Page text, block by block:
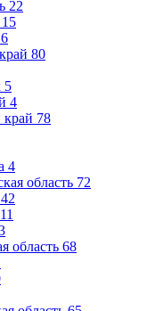
22
15
6
80
5
4
край 78
4
область 72
42
11
область 68